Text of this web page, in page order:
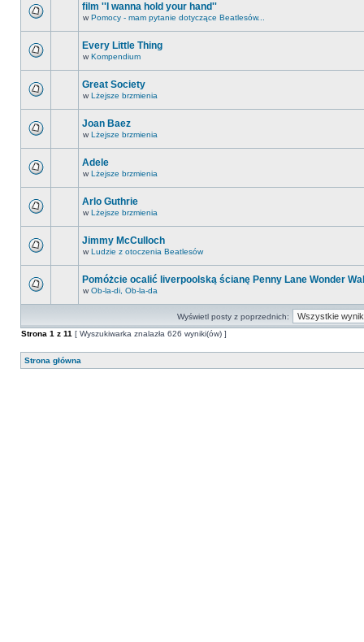
film ''I wanna hold your hand''
w Pomocy - mam pytanie dotyczące Beatlesów...
Every Little Thing
w Kompendium
Great Society
w Lżejsze brzmienia
Joan Baez
w Lżejsze brzmienia
Adele
w Lżejsze brzmienia
Arlo Guthrie
w Lżejsze brzmienia
Jimmy McCulloch
w Ludzie z otoczenia Beatlesów
Pomóżcie ocalić liverpoolską ścianę Penny Lane Wonder
w Ob-la-di, Ob-la-da
Wyświetl posty z poprzednich:
Strona 1 z 11 [ Wyszukiwarka znalazła 626 wyniki(ów) ]
Strona główna